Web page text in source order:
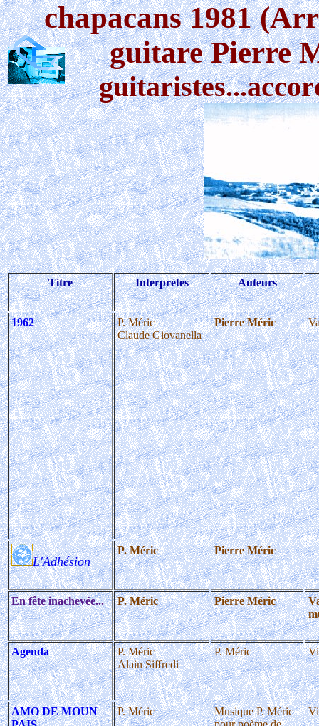
chapacans 1981
guitare Pierre
guitaristes...
Titre Interprètes Auteurs
1962
P. Méric
Claude Giovanella
Pierre Méric
L'Adhésion
P. Méric Pierre Méric
En fête inachevée... P. Méric Pierre Méric
Agenda
P. Méric
Alain Siffredi
P. Méric
AMO DE MOUN
P. Méric
Musique P. Méric